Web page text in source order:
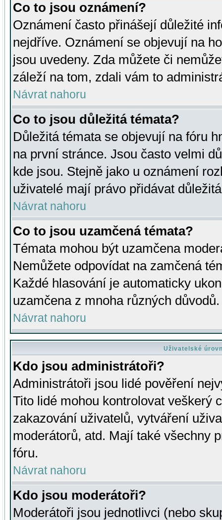
Co to jsou oznámení?
Oznámení často přinášejí důležité
nejdříve. Oznámení se objevují na
jsou uvedeny. Zda můžete či
záleží na tom, zdali vám to
Návrat nahoru
Co to jsou důležitá témata?
Důležitá témata se objevují na fóru
na první stránce. Jsou často velmi
kde jsou. Stejně jako u oznámení
uživatelé mají právo přidávat
Návrat nahoru
Co to jsou uzamčená témata?
Témata mohou být uzamčena
Nemůžete odpovídat na zamčená
Každé hlasování je automaticky
uzamčena z mnoha různých důvodů.
Návrat nahoru
Uživatelské
Kdo jsou administrátoři?
Administrátoři jsou lidé pověření
Tito lidé mohou kontrolovat veškerý
zakazování uživatelů, vytváření
moderátorů, atd. Mají také všechny
fóru.
Návrat nahoru
Kdo jsou moderátoři?
Moderátoři jsou jednotlivci (nebo